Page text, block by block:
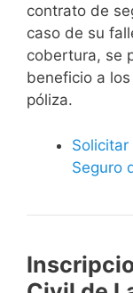
contrato de
caso de su
cobertura, se
beneficio a
póliza.
Seguro